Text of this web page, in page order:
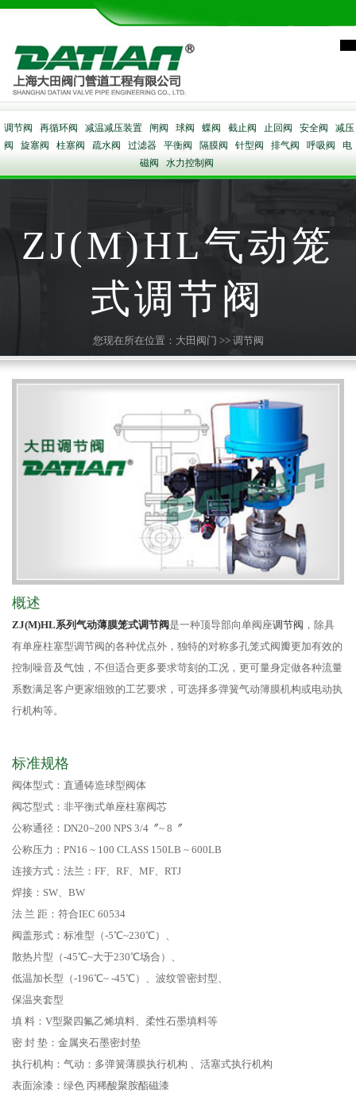
调节阀 再循环阀 减温减压装置 闸阀 球阀 蝶阀 截止阀 止回阀 安全阀
减压
阀
旋塞阀 柱塞阀 疏水阀 过滤器 平衡阀 隔膜阀 针型阀 排气阀 呼吸阀
电
磁阀
水力控制阀
ZJ(M)HL气动笼
式调节阀
您现在所在位置： 大田阀门 >> 调节阀
概述
ZJ(M)HL系列气动薄膜笼式调节阀 是一种顶导部向单阀座调节阀 ，除具
有单座柱塞型调节阀的各种优点外，独特的对称多孔笼式阀瓣更加有效的
控制噪音及气蚀，不但适合更多要求苛刻的工况，更可量身定做各种流量
系数满足客户更家细致的工艺要求，可选择多弹簧气动簿膜机构或电动执
行机构等。
标准规格
阀体型式：直通铸造球型阀体
阀芯型式：非平衡式单座柱塞阀芯
公称通径：DN20~200 NPS 3/4〞~ 8〞
公称压力：PN16 ~ 100 CLASS 150LB ~ 600LB
连接方式：法兰：FF、RF、MF、RTJ
焊接：SW、BW
法 兰 距：符合IEC 60534
阀盖形式：标准型（-5℃~230℃）、
散热片型（-45℃~大于230℃场合）、
低温加长型（-196℃~ -45℃）、波纹管密封型、
保温夹套型
填 料：V型聚四氟乙烯填料、柔性石墨填料等
密 封 垫：金属夹石墨密封垫
执行机构：气动：多弹簧薄膜执行机构 、活塞式执行机构
表面涂漆：绿色 丙稀酸聚胺酯磁漆